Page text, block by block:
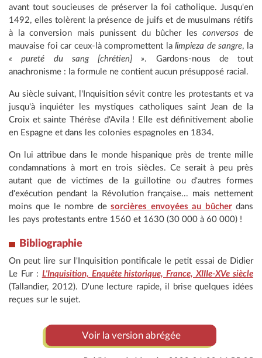
avant tout soucieuses de préserver la foi catholique. Jusqu'en
1492, elles tolèrent la présence de juifs et de musulmans rétifs
à la conversion mais punissent du bûcher lesconversosde
mauvaise foi car ceux-là compromettent lalimpieza de sangre, la
« pureté du sang [chrétien] ». Gardons-nous de tout
anachronisme : la formule ne contient aucun présupposé racial.
Au siècle suivant, l'Inquisition sévit contre les protestants et va
jusqu'à inquiéter les mystiques catholiques saint Jean de la
Croix et sainte Thérèse d'Avila ! Elle est définitivement abolie
en Espagne et dans les colonies espagnoles en 1834.
On lui attribue dans le monde hispanique près de trente mille
condamnations à mort en trois siècles. Ce serait à peu près
autant que de victimes de la guillotine ou d'autres formes
d'exécution pendant la Révolution française... mais nettement
moins que le nombre desorcières envoyées au bûcherdans
les pays protestants entre 1560 et 1630 (30 000 à 60 000) !
Bibliographie
On peut lire sur l'Inquisition pontificale le petit essai de Didier
Le Fur : L'Inquisition, Enquête historique, France, XIIIe-XVe siècle
(Tallandier, 2012). D'une lecture rapide, il brise quelques idées
reçues sur le sujet.
Voir la version abrégée